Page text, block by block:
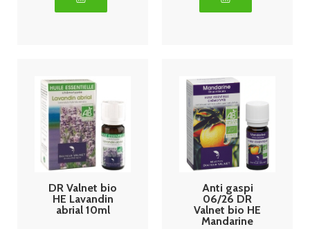
DR Valnet bio
HE Lavandin
abrial 10ml
Anti gaspi
06/26 DR
Valnet bio HE
Mandarine